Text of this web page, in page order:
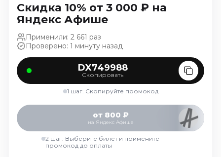
Январь 2027
Экскурсии
Сентябрь 2026
Спорт
Сентябрь 2026
Октябрь 2026
События
Скидка 10% от 3 000 ₽ на
Яндекс Афише
Применили: 2 661 раз
Проверено: 1 минуту назад
DX749988
Скопировать
1 шаг. Скопируйте промокод
от 800 ₽
на Яндекс Афише
2 шаг. Выберите билет и примените
промокод до оплаты